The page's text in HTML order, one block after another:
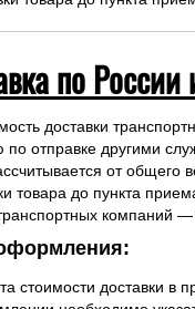
по
доставки
отправке другими
от общего
товара до пункта
компаний
стоимости доставки в